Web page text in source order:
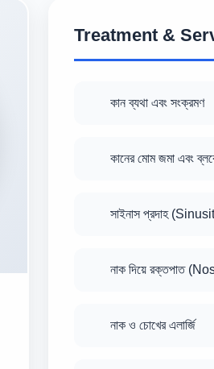
Treatment &
কান ব্যথা এবং সংক্রমণ
কানের মোম জমা এবং
সাইনাস প্রদাহ
নাক দিয়ে রক্তপাত
নাক ও চোখের এলার্জি